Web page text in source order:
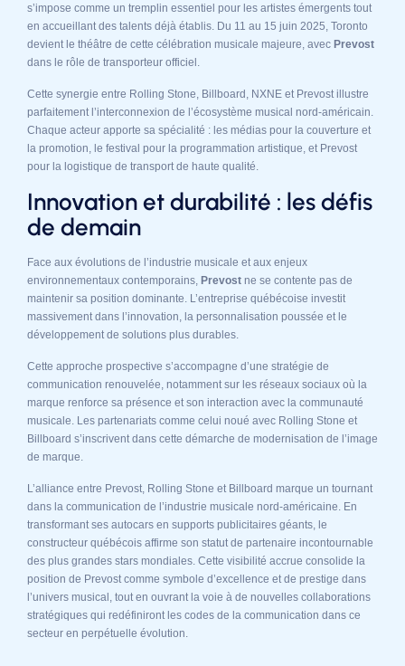
s’impose comme un tremplin essentiel pour les artistes émergents tout
en accueillant des talents déjà établis. Du 11 au 15 juin 2025, Toronto
devient le théâtre de cette célébration musicale majeure, avec Prevost
dans le rôle de transporteur officiel.
Cette synergie entre Rolling Stone, Billboard, NXNE et Prevost illustre
parfaitement l’interconnexion de l’écosystème musical nord-américain.
Chaque acteur apporte sa spécialité : les médias pour la couverture et
la promotion, le festival pour la programmation artistique, et Prevost
pour la logistique de transport de haute qualité.
Innovation et durabilité : les défis
de demain
Face aux évolutions de l’industrie musicale et aux enjeux
environnementaux contemporains, Prevost ne se contente pas de
maintenir sa position dominante. L’entreprise québécoise investit
massivement dans l’innovation, la personnalisation poussée et le
développement de solutions plus durables.
Cette approche prospective s’accompagne d’une stratégie de
communication renouvelée, notamment sur les réseaux sociaux où la
marque renforce sa présence et son interaction avec la communauté
musicale. Les partenariats comme celui noué avec Rolling Stone et
Billboard s’inscrivent dans cette démarche de modernisation de l’image
de marque.
L’alliance entre Prevost, Rolling Stone et Billboard marque un tournant
dans la communication de l’industrie musicale nord-américaine. En
transformant ses autocars en supports publicitaires géants, le
constructeur québécois affirme son statut de partenaire incontournable
des plus grandes stars mondiales. Cette visibilité accrue consolide la
position de Prevost comme symbole d’excellence et de prestige dans
l’univers musical, tout en ouvrant la voie à de nouvelles collaborations
stratégiques qui redéfiniront les codes de la communication dans ce
secteur en perpétuelle évolution.